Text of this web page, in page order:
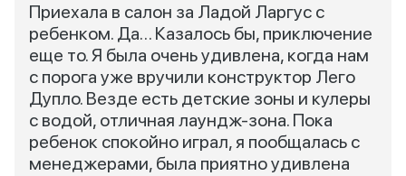
Приехала в салон за Ладой Ларгус с
ребенком. Да… Казалось бы, приключение
еще то. Я была очень удивлена, когда нам
с порога уже вручили конструктор Лего
Дупло. Везде есть детские зоны и кулеры
с водой, отличная лаундж-зона. Пока
ребенок спокойно играл, я пообщалась с
менеджерами, была приятно удивлена